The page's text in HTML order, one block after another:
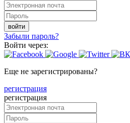
войти
Забыли пароль?
Войти через:
Еще не зарегистрированы?
регистрация
регистрация